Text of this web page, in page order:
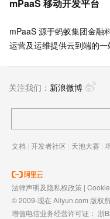
mPaaS 移动开发平台
mPaaS 源于蚂蚁集团金融
运营及运维提供云到端的
https://www.aliyun.com/
关注我们： 新浪微博
文档 | 开发者社区 | 天池大赛 |
法律声明及隐私权政策 |
© 2009-现在 Aliyun.com 版权
增值电信业务经营许可证： 浙